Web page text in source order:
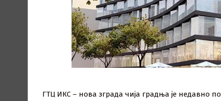
ГТЦ ИКС – нова зграда чија градња је недавно